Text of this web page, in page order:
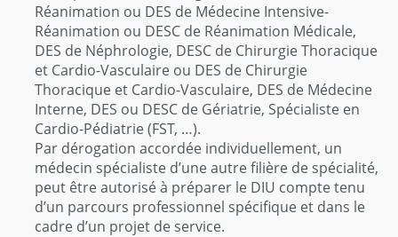
Réanimation ou DES de Médecine Intensive-
Réanimation ou DESC de Réanimation Médicale,
DES de Néphrologie, DESC de Chirurgie Thoracique
et Cardio-Vasculaire ou DES de Chirurgie
Thoracique et Cardio-Vasculaire, DES de Médecine
Interne, DES ou DESC de Gériatrie, Spécialiste en
Cardio-Pédiatrie (FST, …).
Par dérogation accordée individuellement, un
médecin spécialiste d’une autre filière de spécialité,
peut être autorisé à préparer le DIU compte tenu
d’un parcours professionnel spécifique et dans le
cadre d’un projet de service.